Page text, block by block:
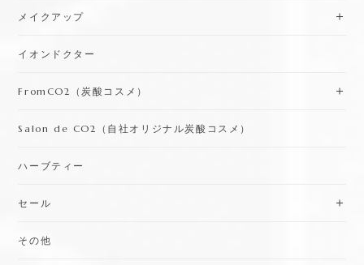
メイクアップ
イオンドクター
FromCO2（炭酸コスメ）
Salon de CO2（自社オリジナル炭酸コスメ）
ハーブティー
セール
その他